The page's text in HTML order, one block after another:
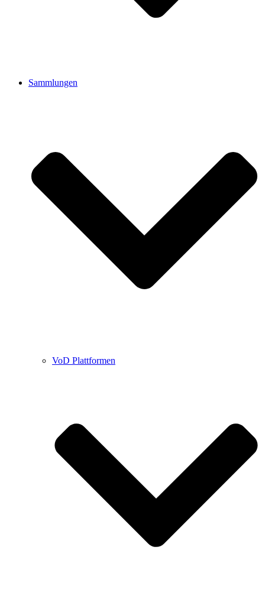
Sammlungen
VoD Plattformen